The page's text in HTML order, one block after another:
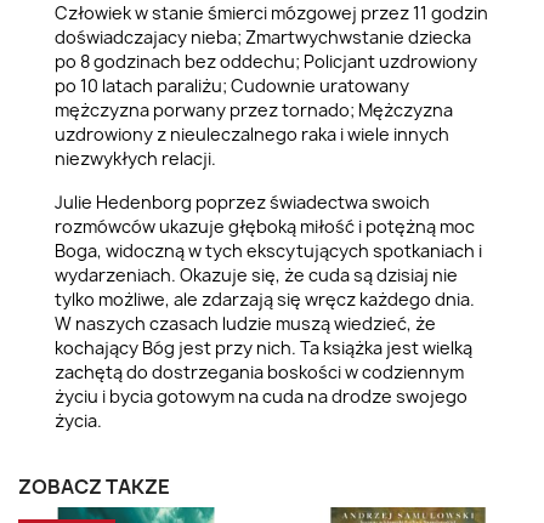
Człowiek w stanie śmierci mózgowej przez 11 godzin
doświadczajacy nieba; Zmartwychwstanie dziecka
po 8 godzinach bez oddechu; Policjant uzdrowiony
po 10 latach paraliżu; Cudownie uratowany
mężczyzna porwany przez tornado; Mężczyzna
uzdrowiony z nieuleczalnego raka i wiele innych
niezwykłych relacji.
Julie Hedenborg poprzez świadectwa swoich
rozmówców ukazuje głęboką miłość i potężną moc
Boga, widoczną w tych ekscytujących spotkaniach i
wydarzeniach. Okazuje się, że cuda są dzisiaj nie
tylko możliwe, ale zdarzają się wręcz każdego dnia.
W naszych czasach ludzie muszą wiedzieć, że
kochający Bóg jest przy nich. Ta książka jest wielką
zachętą do dostrzegania boskości w codziennym
życiu i bycia gotowym na cuda na drodze swojego
życia.
ZOBACZ TAKŻE